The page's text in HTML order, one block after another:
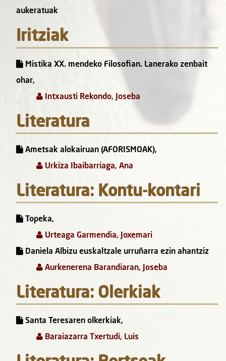
aukeratuak
Iritziak
Mistika XX. mendeko Filosofian. Lanerako zenbait
ohar,
Intxausti Rekondo, Joseba
Literatura
Ametsak alokairuan (AFORISMOAK),
Urkiza Ibaibarriaga, Ana
Literatura: Kontu-kontari
Topeka,
Urteaga Garmendia, Joxemari
Daniela Albizu euskaltzale urruñarra ezin ahantziz
Aurkenerena Barandiaran, Joseba
Literatura: Olerkiak
Santa Teresaren olkerkiak,
Baraiazarra Txertudi, Luis